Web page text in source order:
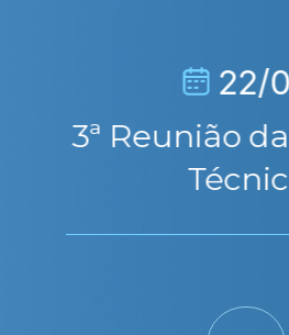
22/
3ª Reunião